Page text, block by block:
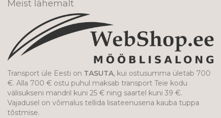
Meist lähemalt
Transport üle Eesti on TASUTA, kui ostusumma ületab 700
€. Alla 700 € ostu puhul maksab transport Teie kodu
välisukseni mandril kuni 25 € ning saartel kuni 39 €.
Vajadusel on võimalus tellida lisateenusena kauba tuppa
tõstmise.